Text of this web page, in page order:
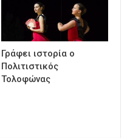
Γράφει ιστορία ο
Πολιτιστικός
Τολοφώνας